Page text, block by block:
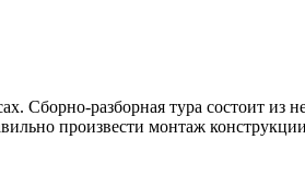
разборная тура состоит из
произвести монтаж